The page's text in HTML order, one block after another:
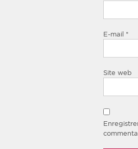
E-mail *
Site web